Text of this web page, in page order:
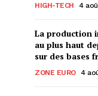
HIGH-TECH 4
La production
au plus haut
sur des bases
ZONE EURO 4